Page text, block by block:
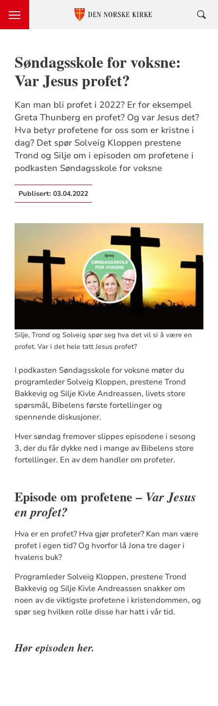
Søndagsskole for voksne:
Var Jesus profet?
Kan man bli profet i 2022? Er for eksempel
Greta Thunberg en profet? Og var Jesus det?
Hva betyr profetene for oss som er kristne i
dag? Det spør Solveig Kloppen prestene
Trond og Silje om i episoden om profetene i
podkasten Søndagsskole for voksne
Publisert: 03.04.2022
Silje, Trond og Solveig spør seg hva det vil si å være en
profet. Var i det hele tatt Jesus profet?
I podkasten Søndagsskole for voksne møter du
programleder Solveig Kloppen, prestene Trond
Bakkevig og Silje Kivle Andreassen, livets store
spørsmål, Bibelens første fortellinger og
spennende diskusjoner.
Hver søndag fremover slippes episodene i sesong
3, der du får dykke ned i mange av Bibelens store
fortellinger. En av dem handler om profeter.
Episode om profetene – Var Jesus
en profet?
Hva er en profet? Hva gjør profeter? Kan man være
profet i egen tid? Og hvorfor lå Jona tre dager i
hvalens buk?
Programleder Solveig Kloppen, prestene Trond
Bakkevig og Silje Kivle Andreassen snakker om
noen av de viktigste profetene i kristendommen, og
spør seg hvilken rolle disse har hatt i vår tid.
Hør episoden her.